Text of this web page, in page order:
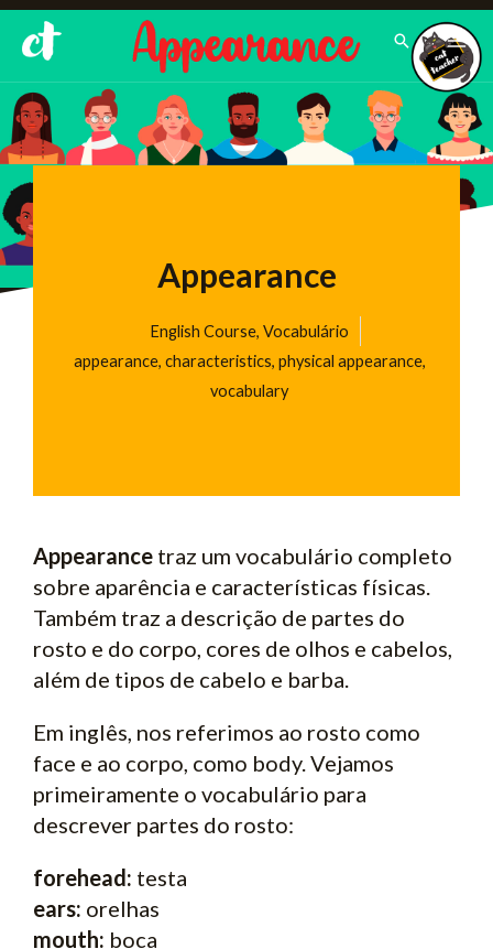
Ir
para
conteúdo
Pesquisar
Appearance
English Course, Vocabulário
appearance, characteristics, physical appearance,
vocabulary
Appearance traz um vocabulário completo
sobre aparência e características físicas.
Também traz a descrição de partes do
rosto e do corpo, cores de olhos e cabelos,
além de tipos de cabelo e barba.
Em inglês, nos referimos ao rosto como
face e ao corpo, como body. Vejamos
primeiramente o vocabulário para
descrever partes do rosto:
forehead: testa
ears: orelhas
mouth: boca